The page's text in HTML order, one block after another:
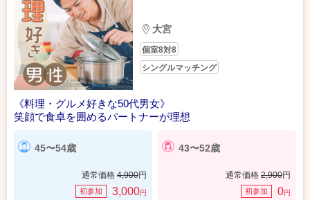
大宮
個室8対8
シングルマッチング
《料理・グルメ好きな50代男女》
笑顔で食卓を囲めるパートナーが理想
45〜54歳
通常価格 4,900円
初参加 3,000円
43〜52歳
通常価格 2,900円
初参加 0円